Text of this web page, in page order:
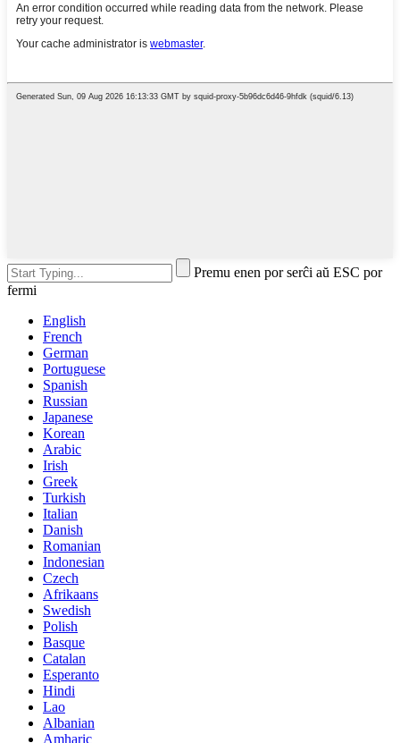
Premu enen por serĉi aŭ ESC por
fermi
English
French
German
Portuguese
Spanish
Russian
Japanese
Korean
Arabic
Irish
Greek
Turkish
Italian
Danish
Romanian
Indonesian
Czech
Afrikaans
Swedish
Polish
Basque
Catalan
Esperanto
Hindi
Lao
Albanian
Amharic